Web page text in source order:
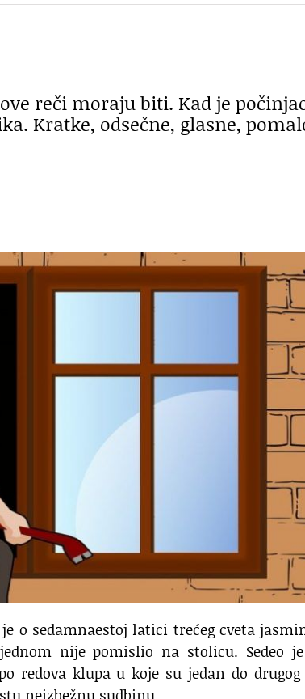
reči moraju biti. Kad je
Kratke, odsečne, glasne,
o sedamnaestoj latici trećeg cveta
nije pomislio na stolicu. Sedeo
redova klupa u koje su jedan do
neizbežnu sudbinu.